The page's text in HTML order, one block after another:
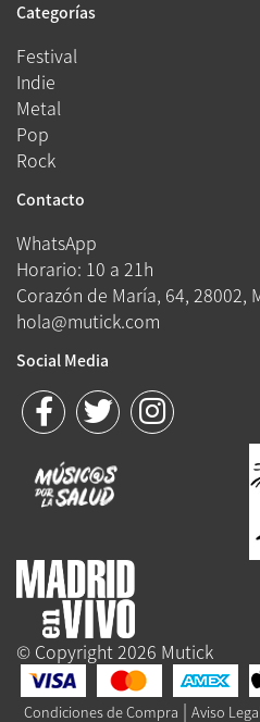
Categorías
Festival
Indie
Metal
Pop
Rock
Contacto
WhatsApp
Horario: 10 a 21h
Corazón de María, 64, 28002,
hola@mutick.com
Social Media
© Copyright 2026 Mutick
Condiciones de Compra | Aviso